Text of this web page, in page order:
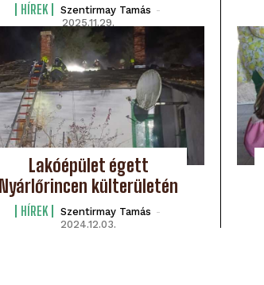
HÍREK Szentirmay Tamás -
2025.11.29.
Lakóépület égett
Nyárlőrincen külterületén
HÍREK Szentirmay Tamás -
2024.12.03.